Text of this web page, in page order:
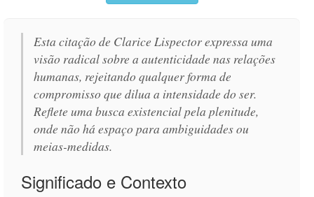
Esta citação de Clarice Lispector expressa uma
visão radical sobre a autenticidade nas relações
humanas, rejeitando qualquer forma de
compromisso que dilua a intensidade do ser.
Reflete uma busca existencial pela plenitude,
onde não há espaço para ambiguidades ou
meias-medidas.
Significado e Contexto